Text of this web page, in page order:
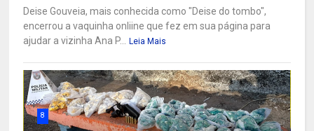
Deise Gouveia, mais conhecida como "Deise do tombo",
encerrou a vaquinha onliine que fez em sua página para
ajudar a vizinha Ana P... Leia Mais
8